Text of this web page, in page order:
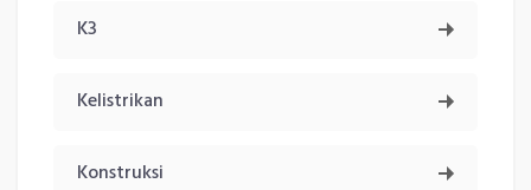
K3
Kelistrikan
Konstruksi